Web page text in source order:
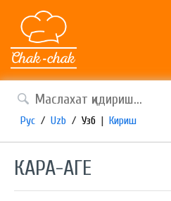
Рус / Uzb / Узб | Кириш
КАРА-АГЕ